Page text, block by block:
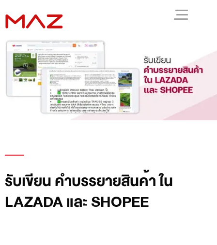
รับเขียน คำบรรยายสินค้า ใน
LAZADA และ SHOPEE